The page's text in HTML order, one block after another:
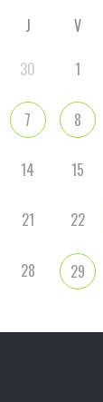
J V
30 1
7 8
14 15
21 22
28 29